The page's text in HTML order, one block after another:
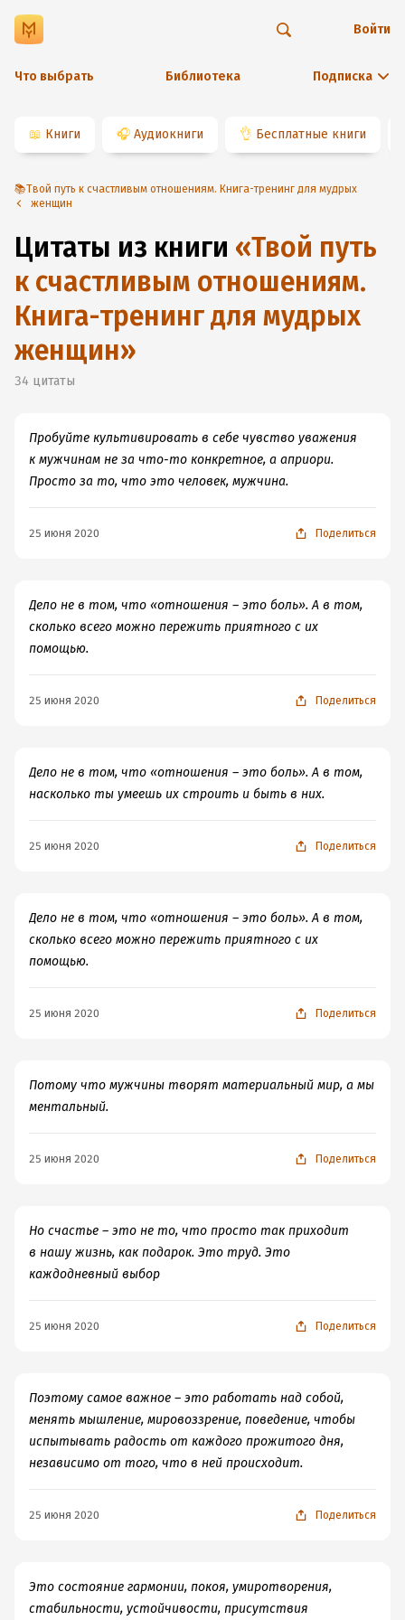
Что выбрать Библиотека Подписка
Войти
📖 Книги 🎧 Аудиокниги 👌 Бесплатные книги
📚Твой путь к счастливым отношениям. Книга-тренинг для мудрых
женщин
Цитаты из книги «Твой путь
к счастливым отношениям.
Книга-тренинг для мудрых
женщин»
34 цитаты
Пробуйте культивировать в себе чувство уважения
к мужчинам не за что-то конкретное, а априори.
Просто за то, что это человек, мужчина.
25 июня 2020 Поделиться
Дело не в том, что «отношения – это боль». А в том,
сколько всего можно пережить приятного с их
помощью.
25 июня 2020 Поделиться
Дело не в том, что «отношения – это боль». А в том,
насколько ты умеешь их строить и быть в них.
25 июня 2020 Поделиться
Дело не в том, что «отношения – это боль». А в том,
сколько всего можно пережить приятного с их
помощью.
25 июня 2020 Поделиться
Потому что мужчины творят материальный мир, а мы
ментальный.
25 июня 2020 Поделиться
Но счастье – это не то, что просто так приходит
в нашу жизнь, как подарок. Это труд. Это
каждодневный выбор
25 июня 2020 Поделиться
Поэтому самое важное – это работать над собой,
менять мышление, мировоззрение, поведение, чтобы
испытывать радость от каждого прожитого дня,
независимо от того, что в ней происходит.
25 июня 2020 Поделиться
Это состояние гармонии, покоя, умиротворения,
стабильности, устойчивости, присутствия